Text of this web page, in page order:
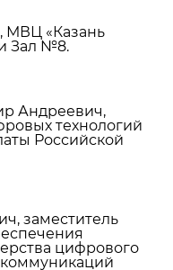
МВЦ «Казань
Зал №8.
Андреевич,
технологий
Российской
заместитель
цифрового
коммуникаций